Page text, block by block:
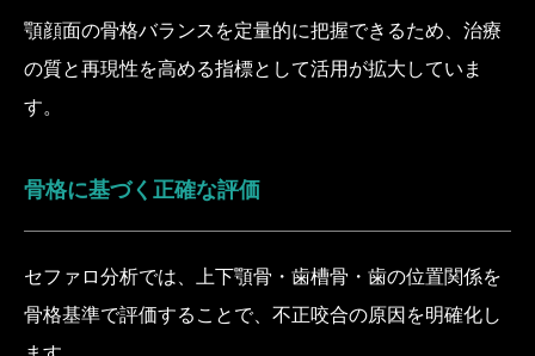
顎顔面の骨格バランスを定量的に把握できるため、治療
の質と再現性を高める指標として活用が拡大していま
す。
骨格に基づく正確な評価
セファロ分析では、上下顎骨・歯槽骨・歯の位置関係を
骨格基準で評価することで、不正咬合の原因を明確化し